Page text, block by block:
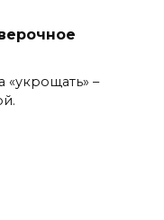
«укрощать» –